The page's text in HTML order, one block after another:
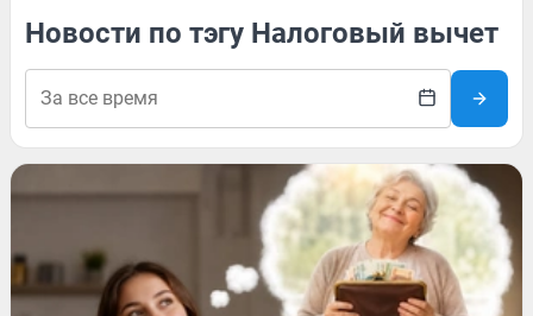
Новости по тэгу Налоговый вычет